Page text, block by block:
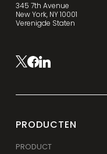
345 7th Avenue
New York, NY 10001
Verenigde Staten
PRODUCTEN
PRODUCT